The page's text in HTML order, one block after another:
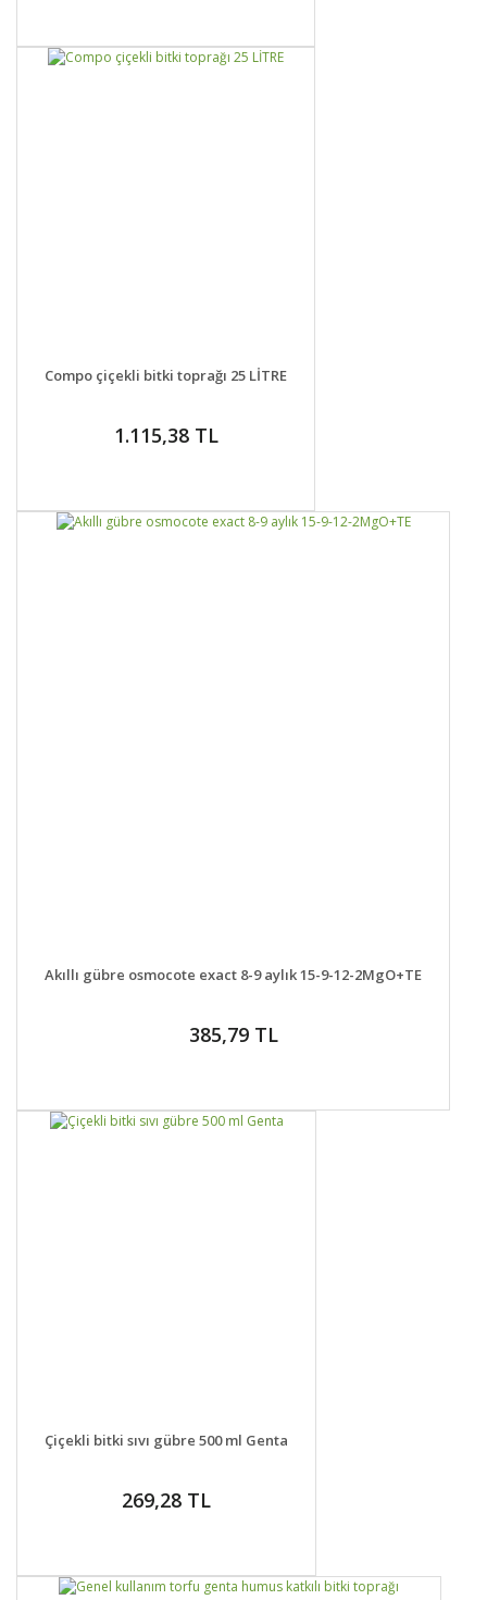
DETAYLAR SEPETE EKLE
Compo çiçekli bitki toprağı 25 LİTRE
1.115,38 TL
DETAYLAR SEPETE EKLE
Akıllı gübre osmocote exact 8-9 aylık 15-9-12-2MgO+TE
385,79 TL
DETAYLAR SEPETE EKLE
Çiçekli bitki sıvı gübre 500 ml Genta
269,28 TL